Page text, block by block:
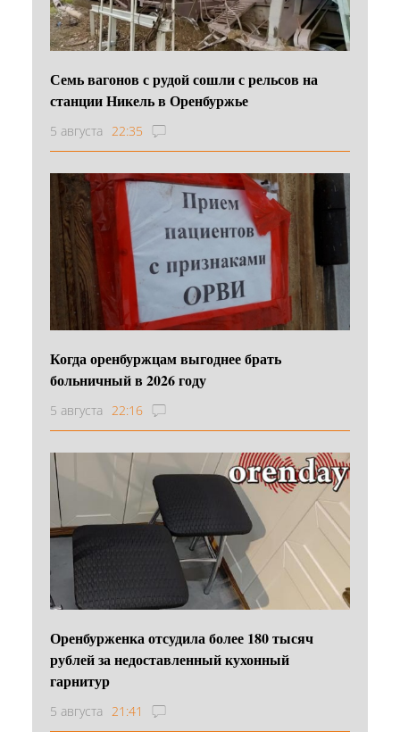
Семь вагонов с рудой сошли с рельсов на
станции Никель в Оренбуржье
5 августа 22:35
Когда оренбуржцам выгоднее брать
больничный в 2026 году
5 августа 22:16
Оренбурженка отсудила более 180 тысяч
рублей за недоставленный кухонный
гарнитур
5 августа 21:41